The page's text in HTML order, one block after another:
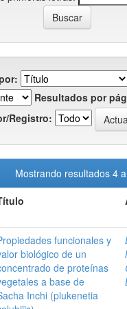
Resultados por
Registro:
Mostrando resultados 4
funcionales y
biológico de un
de proteínas
a base de
Inchi (plukenetia